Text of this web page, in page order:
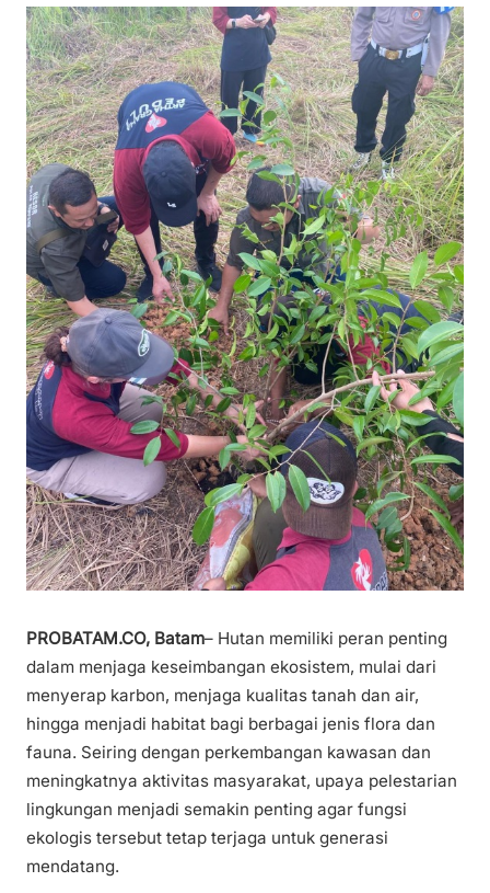
PROBATAM.CO, Batam– Hutan memiliki peran penting
dalam menjaga keseimbangan ekosistem, mulai dari
menyerap karbon, menjaga kualitas tanah dan air,
hingga menjadi habitat bagi berbagai jenis flora dan
fauna. Seiring dengan perkembangan kawasan dan
meningkatnya aktivitas masyarakat, upaya pelestarian
lingkungan menjadi semakin penting agar fungsi
ekologis tersebut tetap terjaga untuk generasi
mendatang.